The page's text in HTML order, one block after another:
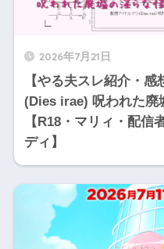
2026年7月21日
【やる夫スレ紹介・
(Dies irae) 呪われた廃
【R18・マリィ・配信
ディ】